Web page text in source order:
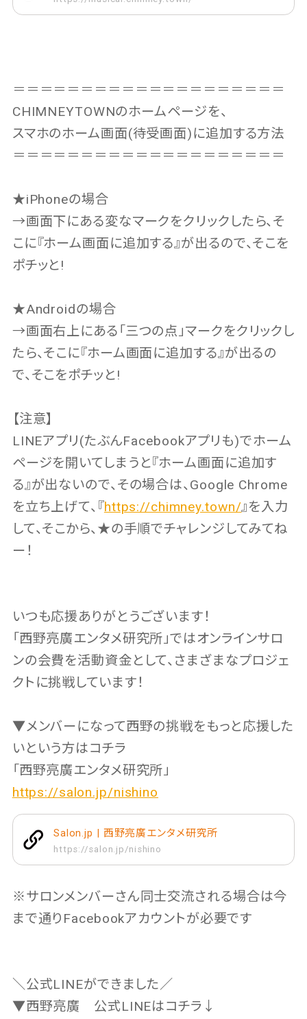
＝＝＝＝＝＝＝＝＝＝＝＝＝＝＝＝＝＝＝＝
CHIMNEYTOWNのホームページを、
スマホのホーム画面(待受画面)に追加する方法
＝＝＝＝＝＝＝＝＝＝＝＝＝＝＝＝＝＝＝＝
★iPhoneの場合
→画面下にある変なマークをクリックしたら、そ
こに『ホーム画面に追加する』が出るので、そこを
ポチッと!
★Androidの場合
→画面右上にある「三つの点」マークをクリックし
たら、そこに『ホーム画面に追加する』が出るの
で、そこをポチッと!
【注意】
LINEアプリ(たぶんFacebookアプリも)でホーム
ページを開いてしまうと『ホーム画面に追加す
る』が出ないので、その場合は、Google Chrome
を立ち上げて、『https://chimney.town/』を入力
して、そこから、★の手順でチャレンジしてみてね
ー！
いつも応援ありがとうございます！
「西野亮廣エンタメ研究所」ではオンラインサロ
ンの会費を活動資金として、さまざまなプロジェ
クトに挑戦しています！
▼メンバーになって西野の挑戦をもっと応援した
いという方はコチラ
「西野亮廣エンタメ研究所」
https://salon.jp/nishino
Salon.jp | 西野亮廣エンタメ研究所
https://salon.jp/nishino
※サロンメンバーさん同士交流される場合は今
まで通りFacebookアカウントが必要です
＼公式LINEができました／
▼西野亮廣 公式LINEはコチラ↓